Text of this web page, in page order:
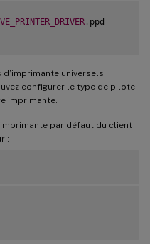
. ppd
universels
configurer le type de pilote
imprimante.
par défaut du client
: